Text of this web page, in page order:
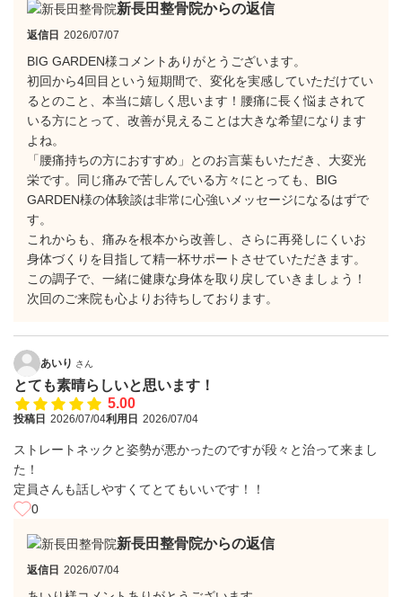
新長田整骨院からの返信
返信日 2026/07/07
BIG GARDEN様コメントありがとうございます。
​初回から4回目という短期間で、変化を実感していただけてい
るとのこと、本当に嬉しく思います！腰痛に長く悩まされて
いる方にとって、改善が見えることは大きな希望になります
よね。
​「腰痛持ちの方におすすめ」とのお言葉もいただき、大変光
栄です。同じ痛みで苦しんでいる方々にとっても、BIG
GARDEN様の体験談は非常に心強いメッセージになるはずで
す。
​これからも、痛みを根本から改善し、さらに再発しにくいお
身体づくりを目指して精一杯サポートさせていただきます。
この調子で、一緒に健康な身体を取り戻していきましょう！
​次回のご来院も心よりお待ちしております。
あいり さん
とても素晴らしいと思います！
5.00
投稿日 2026/07/04利用日 2026/07/04
ストレートネックと姿勢が悪かったのですが段々と治って来まし
た！
定員さんも話しやすくてとてもいいです！！
0
新長田整骨院からの返信
返信日 2026/07/04